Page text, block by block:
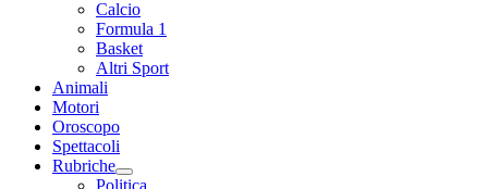
Calcio
Formula 1
Basket
Altri Sport
Animali
Motori
Oroscopo
Spettacoli
Rubriche
Politica